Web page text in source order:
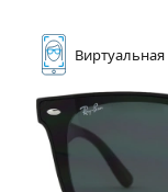
Виртуальная